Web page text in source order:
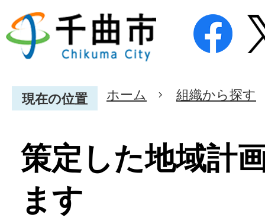
現在の位置 ホーム 組織から探す
策定した地域計
ます